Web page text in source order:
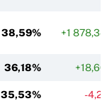
38,59% +1
36,18%
35,53% -